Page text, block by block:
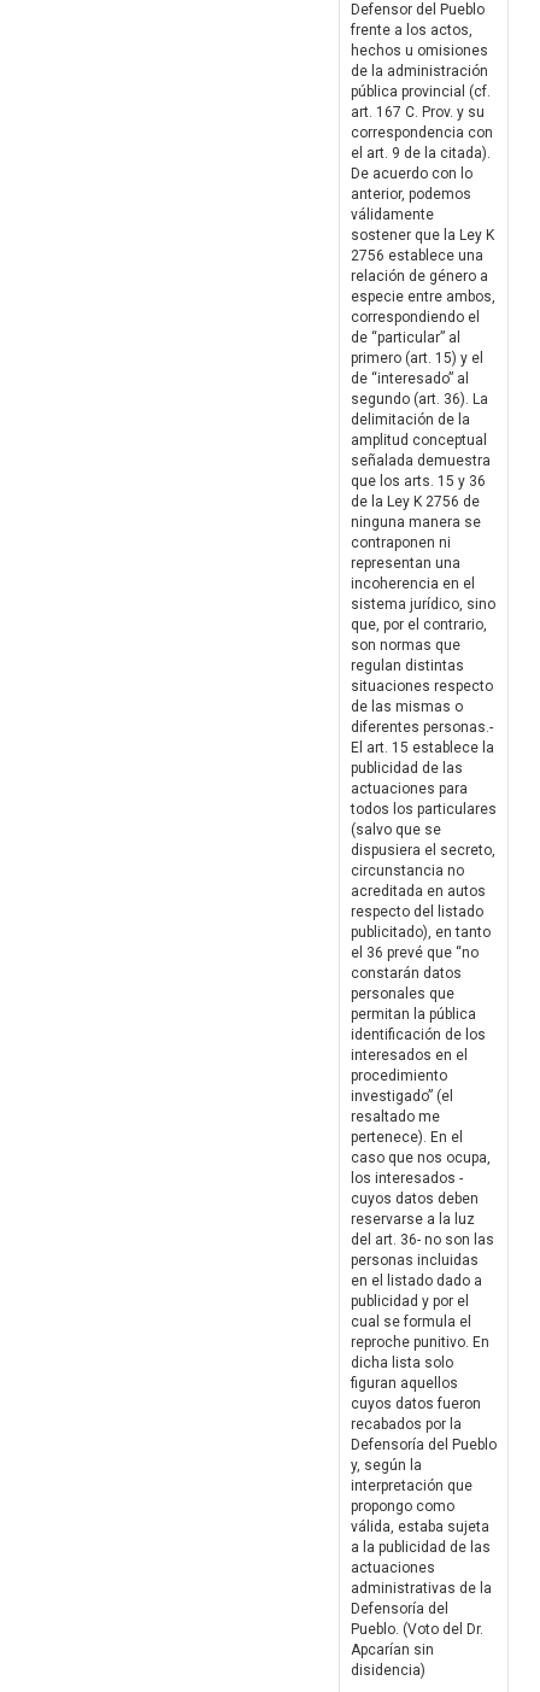
Defensor del Pueblo
frente a los actos,
hechos u omisiones
de la administración
pública provincial (cf.
art. 167 C. Prov. y su
correspondencia con
el art. 9 de la citada).
De acuerdo con lo
anterior, podemos
válidamente
sostener que la Ley K
2756 establece una
relación de género a
especie entre ambos,
correspondiendo el
de “particular” al
primero (art. 15) y el
de “interesado” al
segundo (art. 36). La
delimitación de la
amplitud conceptual
señalada demuestra
que los arts. 15 y 36
de la Ley K 2756 de
ninguna manera se
contraponen ni
representan una
incoherencia en el
sistema jurídico, sino
que, por el contrario,
son normas que
regulan distintas
situaciones respecto
de las mismas o
diferentes personas.-
El art. 15 establece la
publicidad de las
actuaciones para
todos los particulares
(salvo que se
dispusiera el secreto,
circunstancia no
acreditada en autos
respecto del listado
publicitado), en tanto
el 36 prevé que “no
constarán datos
personales que
permitan la pública
identificación de los
interesados en el
procedimiento
investigado” (el
resaltado me
pertenece). En el
caso que nos ocupa,
los interesados -
cuyos datos deben
reservarse a la luz
del art. 36- no son las
personas incluidas
en el listado dado a
publicidad y por el
cual se formula el
reproche punitivo. En
dicha lista solo
figuran aquellos
cuyos datos fueron
recabados por la
Defensoría del Pueblo
y, según la
interpretación que
propongo como
válida, estaba sujeta
a la publicidad de las
actuaciones
administrativas de la
Defensoría del
Pueblo. (Voto del Dr.
Apcarían sin
disidencia)